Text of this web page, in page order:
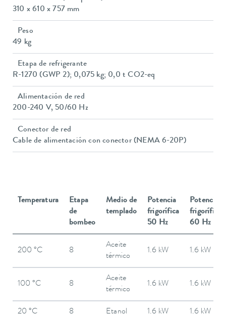
310 x 610 x 757 mm
Peso
49 kg
Etapa de refrigerante
R-1270 (GWP 2); 0,075 kg; 0,0 t CO2-eq
Alimentación de red
200-240 V, 50/60 Hz
Conector de red
Cable de alimentación con conector (NEMA 6-20P)
Temperatura
Etapa
de
bombeo
Medio de
templado
Potencia
frigorífica
50 Hz
Potencia
frigorífica
60 Hz
200 °C 8
Aceite
térmico
1.6 kW 1.6 kW
100 °C 8
Aceite
térmico
1.6 kW 1.6 kW
20 °C 8 Etanol 1.6 kW 1.6 kW